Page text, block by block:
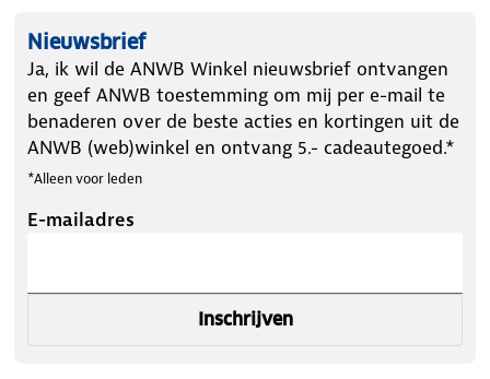
Nieuwsbrief
Ja, ik wil de ANWB Winkel nieuwsbrief ontvangen
en geef ANWB toestemming om mij per e-mail te
benaderen over de beste acties en kortingen uit de
ANWB (web)winkel en ontvang 5.- cadeautegoed.*
*Alleen voor leden
E-mailadres
Inschrijven